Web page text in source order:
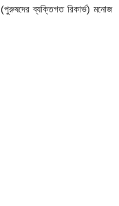
(পুরুষদের ব্যক্তিগত রিকার্ভ) মনোজ